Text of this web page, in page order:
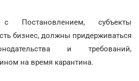
Постановлением, субъекты
бизнес, должны придерживаться
и требований,
на время карантина.